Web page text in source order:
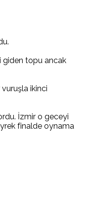
giden topu ancak
ikinci
İzmir o geceyi
finalde oynama